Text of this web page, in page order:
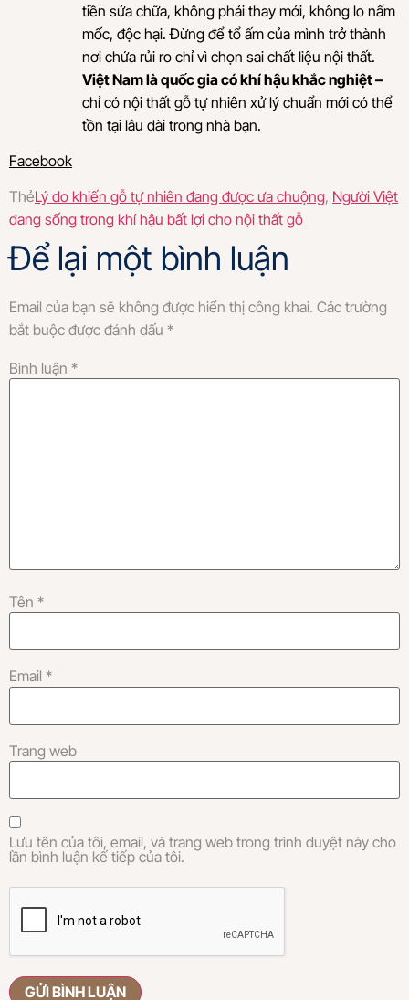
tiền sửa chữa, không phải thay mới, không lo nấm
mốc, độc hại. Đừng để tổ ấm của mình trở thành
nơi chứa rủi ro chỉ vì chọn sai chất liệu nội thất.
Việt Nam là quốc gia có khí hậu khắc nghiệt –
chỉ có nội thất gỗ tự nhiên xử lý chuẩn mới có thể
tồn tại lâu dài trong nhà bạn.
Facebook
ThẻLý do khiến gỗ tự nhiên đang được ưa chuộng, Người Việt
đang sống trong khí hậu bất lợi cho nội thất gỗ
Để lại một bình luận
Email của bạn sẽ không được hiển thị công khai. Các trường
bắt buộc được đánh dấu *
Bình luận *
Tên *
Email *
Trang web
Lưu tên của tôi, email, và trang web trong trình duyệt này cho
lần bình luận kế tiếp của tôi.